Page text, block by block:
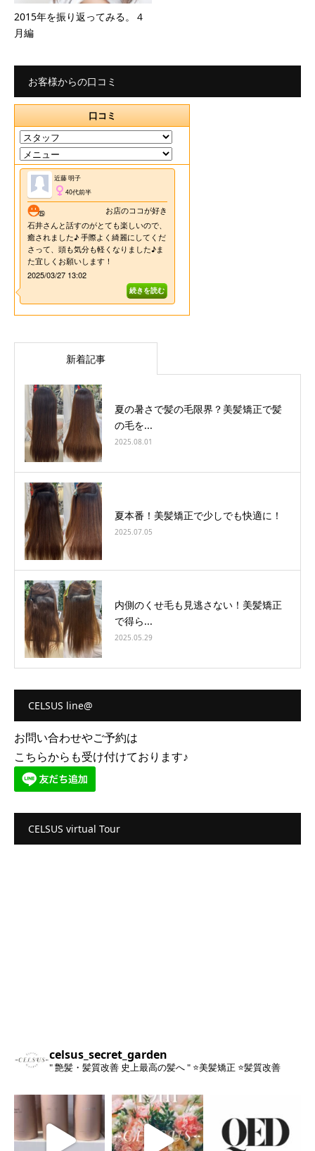
2015年を振り返ってみる。４
月編
お客様からの口コミ
新着記事
夏の暑さで髪の毛限界？美髪矯正で髪
の毛を...
2025.08.01
夏本番！美髪矯正で少しでも快適に！
2025.07.05
内側のくせ毛も見逃さない！美髪矯正
で得ら...
2025.05.29
CELSUS line@
お問い合わせやご予約は
こちらからも受け付けております♪
CELSUS virtual Tour
celsus_secret_garden
" 艶髪・髪質改善 史上最高の髪へ " ⭐️美髪矯正 ⭐️髪質改善